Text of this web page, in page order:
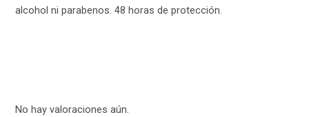
alcohol ni parabenos. 48 horas de protección.
No hay valoraciones aún.